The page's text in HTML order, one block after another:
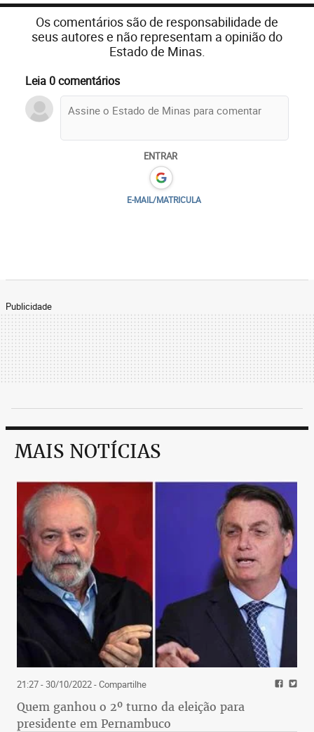
Os comentários são de responsabilidade de
seus autores e não representam a opinião do
Estado de Minas.
Leia 0 comentários
ENTRAR
E-MAIL/MATRICULA
Publicidade
MAIS NOTÍCIAS
21:27 - 30/10/2022- Compartilhe
Quem ganhou o 2º turno da eleição para
presidente em Pernambuco